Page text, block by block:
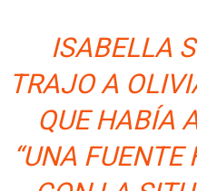
ISABELLA
TRAJO A
QUE HABÍA
“UNA